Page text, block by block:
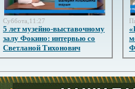
Суббота,11:27
5 лет музейно-выставочному
залу Фокино: интервью со
Светланой Тихонович